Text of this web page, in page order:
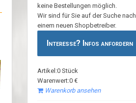
keine Bestellungen möglich.
Wir sind für Sie auf der Suche nach
einem neuen Shopbetreiber.
Interesse? Infos anfordern
Artikel:0 Stück
Warenwert:0 €
Warenkorb ansehen